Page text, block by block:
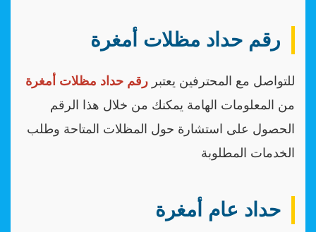
رقم حداد مظلات أمغرة
للتواصل مع المحترفين يعتبر رقم حداد مظلات أمغرة
من المعلومات الهامة يمكنك من خلال هذا الرقم
الحصول على استشارة حول المظلات المتاحة وطلب
الخدمات المطلوبة
حداد عام أمغرة